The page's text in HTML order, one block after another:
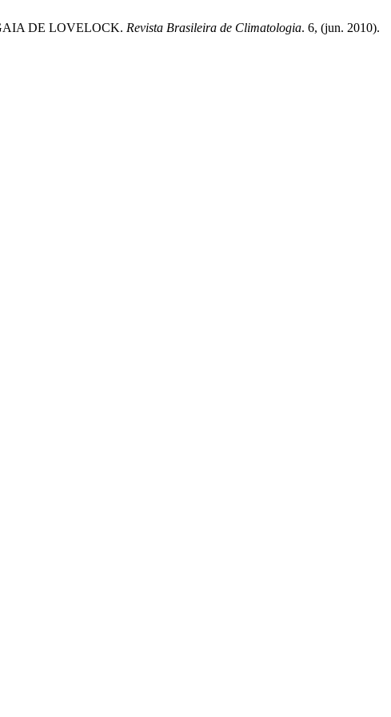
DE LOVELOCK. Revista Brasileira de Climatologia. 6, (jun. 2010).